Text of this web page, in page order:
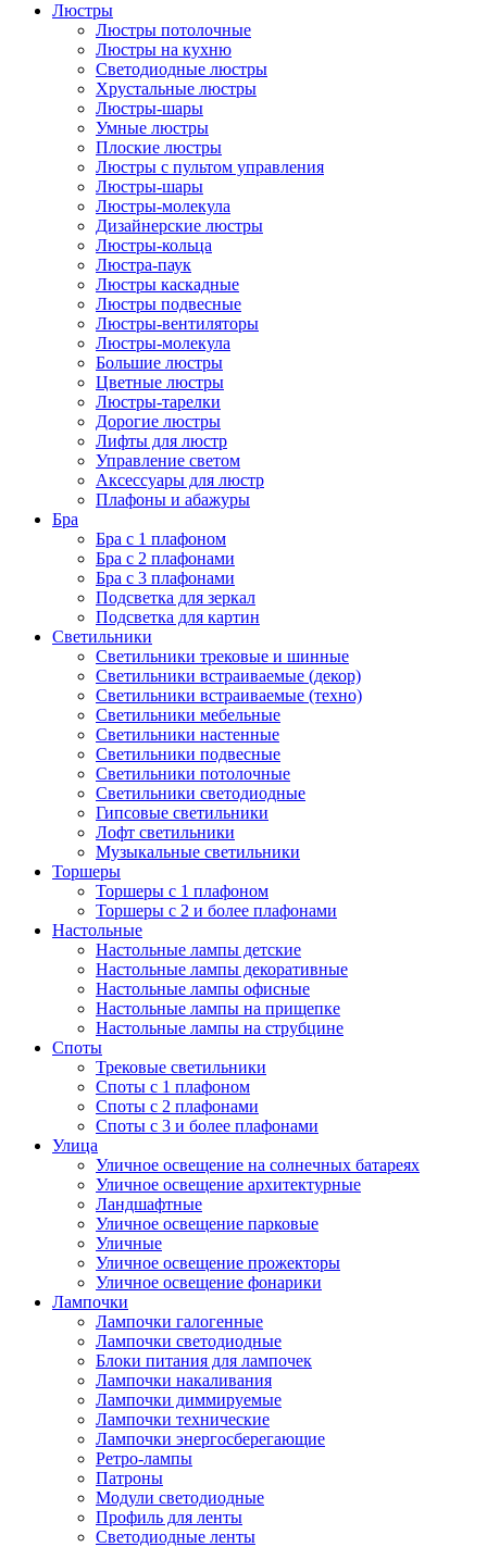
Люстры
Люстры потолочные
Люстры на кухню
Светодиодные люстры
Хрустальные люстры
Люстры-шары
Умные люстры
Плоские люстры
Люстры с пультом управления
Люстры-шары
Люстры-молекула
Дизайнерские люстры
Люстры-кольца
Люстра-паук
Люстры каскадные
Люстры подвесные
Люстры-вентиляторы
Люстры-молекула
Большие люстры
Цветные люстры
Люстры-тарелки
Дорогие люстры
Лифты для люстр
Управление светом
Аксессуары для люстр
Плафоны и абажуры
Бра
Бра с 1 плафоном
Бра с 2 плафонами
Бра с 3 плафонами
Подсветка для зеркал
Подсветка для картин
Светильники
Светильники трековые и шинные
Светильники встраиваемые (декор)
Светильники встраиваемые (техно)
Светильники мебельные
Светильники настенные
Светильники подвесные
Светильники потолочные
Светильники светодиодные
Гипсовые светильники
Лофт светильники
Музыкальные светильники
Торшеры
Торшеры с 1 плафоном
Торшеры с 2 и более плафонами
Настольные
Настольные лампы детские
Настольные лампы декоративные
Настольные лампы офисные
Настольные лампы на прищепке
Настольные лампы на струбцине
Споты
Трековые светильники
Споты с 1 плафоном
Споты с 2 плафонами
Споты с 3 и более плафонами
Улица
Уличное освещение на солнечных батареях
Уличное освещение архитектурные
Ландшафтные
Уличное освещение парковые
Уличные
Уличное освещение прожекторы
Уличное освещение фонарики
Лампочки
Лампочки галогенные
Лампочки светодиодные
Блоки питания для лампочек
Лампочки накаливания
Лампочки диммируемые
Лампочки технические
Лампочки энергосберегающие
Ретро-лампы
Патроны
Модули светодиодные
Профиль для ленты
Светодиодные ленты